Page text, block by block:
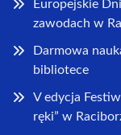
Europejskie
zawodach w
Darmowa
bibliotece
V edycja
ręki” w